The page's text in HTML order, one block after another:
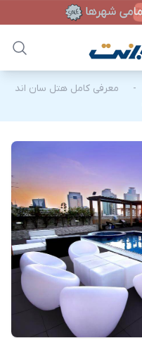
-
معرفی کامل هتل سان اند